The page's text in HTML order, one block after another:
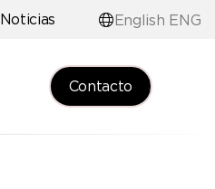
Noticias English ENG
Contacto